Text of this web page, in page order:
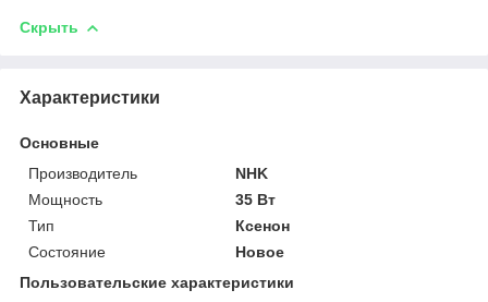
Скрыть
Характеристики
Основные
Производитель
NHK
Мощность
35 Вт
Тип
Ксенон
Состояние
Новое
Пользовательские характеристики